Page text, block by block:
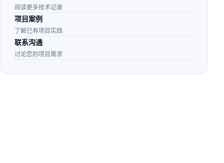
阅读更多技术记录
项目案例
了解已有项目实践
联系沟通
讨论您的项目需求